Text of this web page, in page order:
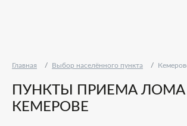
Главная Выбор населённого пункта
ПУНКТЫ ПРИЕМА ЛОМА
КЕМЕРОВЕ